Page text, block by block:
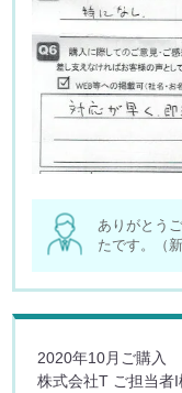
ありがとう
たです。（新
2020年10月ご購入
株式会社T ご担当者I